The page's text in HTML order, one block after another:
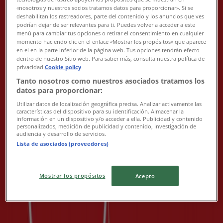
Ur&Penn
Upp till 70%!
Utgår den 15/8
{"numCatalogs":1}
Adresser och öppettider Ur&Penn
Ur&Penn
60 m
«nosotros y nuestros socios tratamos datos para proporcionar». Si se
deshabilitan los rastreadores, parte del contenido y los anuncios que ves
podrían dejar de ser relevantes para ti. Puedes volver a acceder a este
menú para cambiar tus opciones o retirar el consentimiento en cualquier
momento haciendo clic en el enlace «Mostrar los propósitos» que aparece
en el en la parte inferior de la página web. Tus opciones tendrán efecto
dentro de nuestro Sitio web. Para saber más, consulta nuestra política de
privacidad.Cookie policy
Tanto nosotros como nuestros asociados tratamos los
datos para proporcionar:
Utilizar datos de localización geográfica precisa. Analizar activamente las
características del dispositivo para su identificación. Almacenar la
información en un dispositivo y/o acceder a ella. Publicidad y contenido
personalizados, medición de publicidad y contenido, investigación de
audiencia y desarrollo de servicios.
Lista de asociados (proveedores)
Mostrar los propósitos Acepto